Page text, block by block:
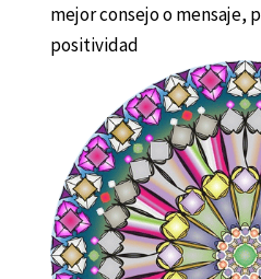
mejor consejo o mensaje,
positividad